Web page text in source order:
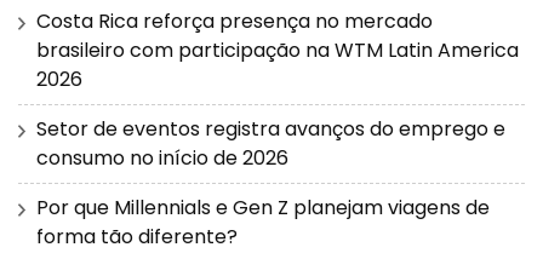
Costa Rica reforça presença no mercado
brasileiro com participação na WTM Latin America
2026
Setor de eventos registra avanços do emprego e
consumo no início de 2026
Por que Millennials e Gen Z planejam viagens de
forma tão diferente?